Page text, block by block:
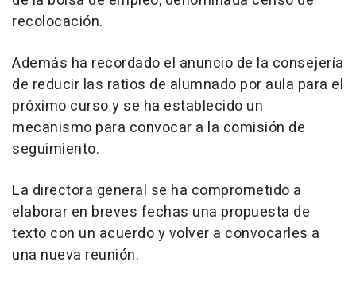
recolocación.
Además ha recordado el anuncio de la consejería
de reducir las ratios de alumnado por aula para el
próximo curso y se ha establecido un
mecanismo para convocar a la comisión de
seguimiento.
La directora general se ha comprometido a
elaborar en breves fechas una propuesta de
texto con un acuerdo y volver a convocarles a
una nueva reunión.